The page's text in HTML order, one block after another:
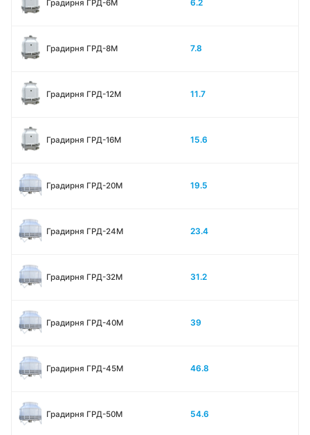
Градирня ГРД-6М 6.2
Градирня ГРД-8М 7.8
Градирня ГРД-12М 11.7
Градирня ГРД-16М 15.6
Градирня ГРД-20М 19.5
Градирня ГРД-24М 23.4
Градирня ГРД-32М 31.2
Градирня ГРД-40М 39
Градирня ГРД-45М 46.8
Градирня ГРД-50М 54.6